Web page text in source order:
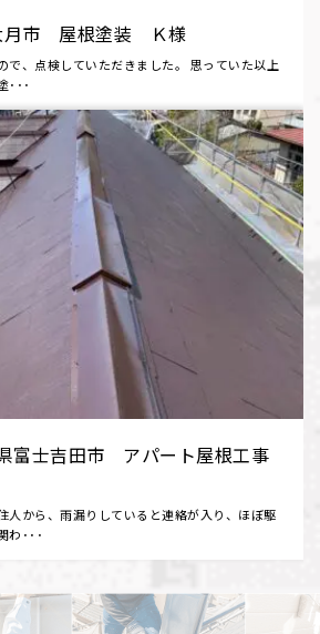
月市 屋根塗装 Ｋ様
で、点検していただきました。 思っていた以上
･･･
富士吉田市 アパート屋根工事
人から、雨漏りしていると連絡が入り、ほぼ駆
わ･･･